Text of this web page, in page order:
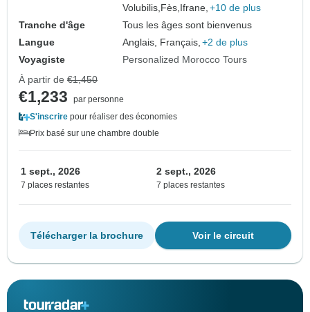
Volubilis, Fès, Ifrane, +10 de plus
Tranche d'âge
Tous les âges sont bienvenus
Langue
Anglais, Français, +2 de plus
Voyagiste
Personalized Morocco Tours
À partir de €1,450
€1,233
par personne
S'inscrire pour réaliser des économies
Prix basé sur une chambre double
1 sept., 2026
7 places restantes
2 sept., 2026
7 places restantes
Voir le circuit
Télécharger la brochure